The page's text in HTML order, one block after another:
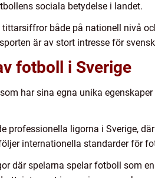
sociala betydelse i landet.
både på nationell nivå
är av stort intresse för
fotboll i Sverige
har sina egna unika
professionella ligorna i Sverige,
internationella standarder för
där spelarna spelar fotboll som